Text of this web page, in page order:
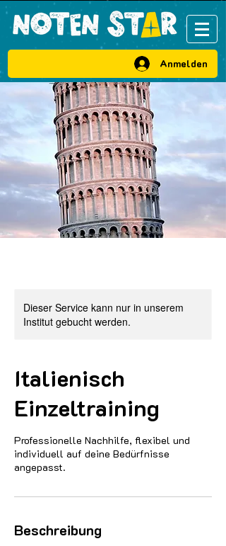
Anmelden
Dieser Service kann nur in unserem
Institut gebucht werden.
Italienisch
Einzeltraining
Professionelle Nachhilfe, flexibel und
individuell auf deine Bedürfnisse
angepasst.
Beschreibung